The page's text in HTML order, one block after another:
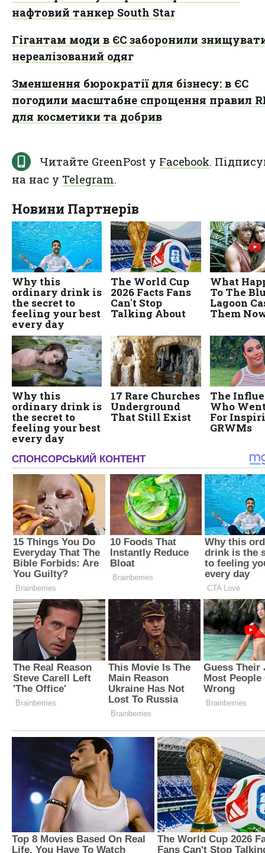
нафтовий танкер South Star
Гігантам моди в ЄС заборонили
нереалізований одяг
Зменшення бюрократії для бізнесу: в ЄС
погодили масштабне спрощення правил
для косметики та добрив
Читайте GreenPost у Facebook.
на нас у Telegram.